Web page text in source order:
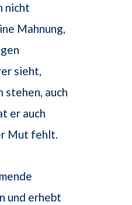
nicht
Mahnung,
sieht,
stehen, auch
er auch
Mut fehlt.
und erhebt